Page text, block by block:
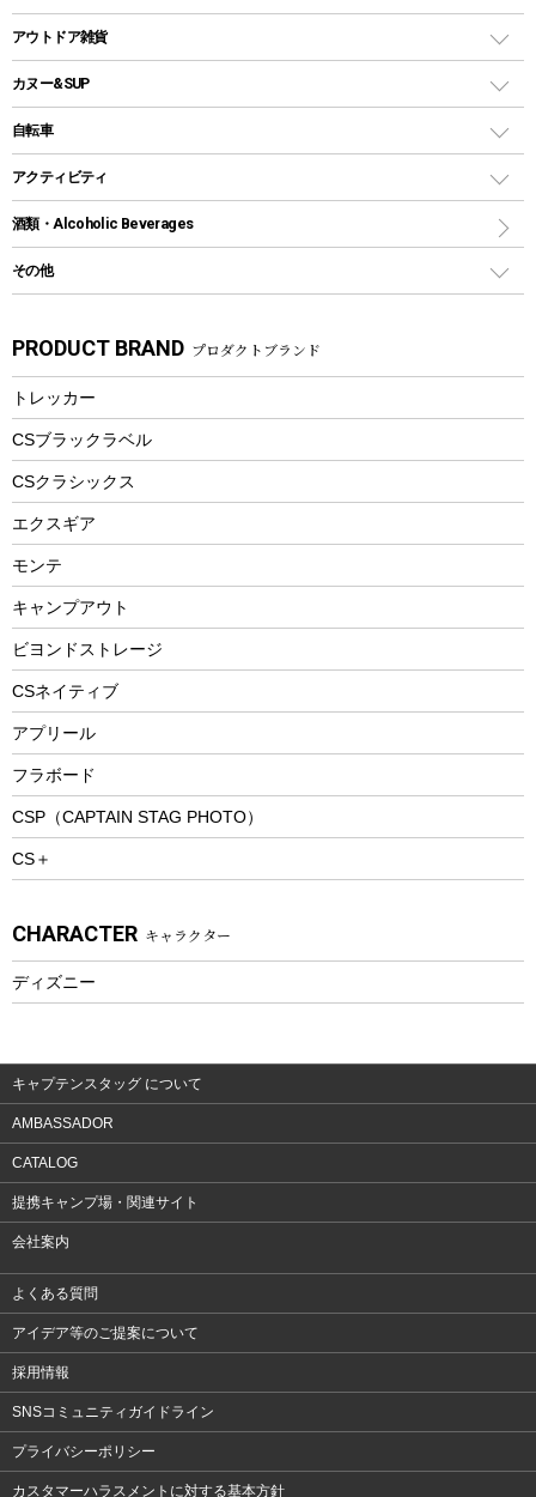
パラソル
テントアクセサリー
ペグ
グランドシート
ガイドロープ
ツール
鉄板、アミ
焚き火台&ストーブ
火起こし
バーベキューツール
クッカーセット
シェラカップ
クッキングツール
ナイフ
カトラリー
マグカップ、カップ
ステンレスボトル
フードボトル
トレー
ランチョンマット
ランチボックス
コップ付きタイプ
ワンタッチタイプ
プラスチックボトル
ディズニーボトル
クーラーバッグ
ウォータージャグ
保冷剤
アウトドアキャリー
アウトドア雑貨
バックパック&バッグ
リュック、バックパック
トートバッグ、サコッシュ
ショッピングキャリー
その他アウトドア雑貨
スプレー関係
ツール、他
カヌー&SUP
インフレータブル
カヤック
パドル
ヘルメット
エアーポンプ
アクセサリー
自転車
折りたたみ自転車
スポーツサイクル
シティサイクル
自転車ウェア
アクティビティ
マリン
ラッシュガード
パラソル
フローティングベスト
ヘルメット
エアーポンプ
ビーチテント
ウィンター
スノーシュー
防寒ウェア
トレッキング
トレッキングアクセサリー
プレイグッズ
ウェルネス
ウェア、タオル
ウェア
酒類・Alcoholic Beverages
その他
湯たんぽ
防災用品
PRODUCT BRAND プロダクトブランド
トレッカー
CSブラックラベル
CSクラシックス
エクスギア
モンテ
キャンプアウト
ビヨンドストレージ
CSネイティブ
アプリール
フラボード
CSP（CAPTAIN STAG PHOTO）
CS＋
CHARACTER キャラクター
ディズニー
キャプテンスタッグ について
AMBASSADOR
CATALOG
提携キャンプ場・関連サイト
会社案内
よくある質問
アイデア等のご提案について
採用情報
SNSコミュニティガイドライン
プライバシーポリシー
カスタマーハラスメントに対する基本方針